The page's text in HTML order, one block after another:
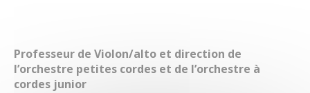
Guitare électrique
Hautbois
Grandes Orgues
Professeur de Violon/alto et direction de
l’orchestre petites cordes et de l’orchestre à
cordes junior